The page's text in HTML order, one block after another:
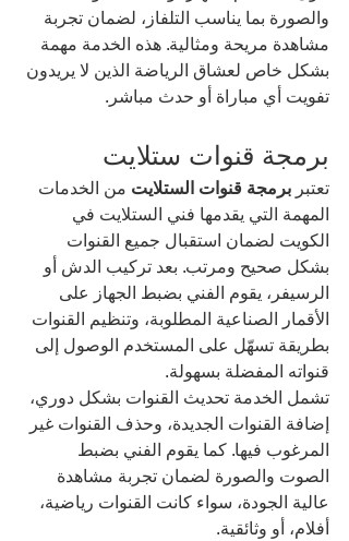
والصورة بما يناسب التلفاز، لضمان تجربة
مشاهدة مريحة ومثالية. هذه الخدمة مهمة
بشكل خاص لعشاق الرياضة الذين لا يريدون
تفويت أي مباراة أو حدث مباشر.
برمجة قنوات ستلايت
تعتبر برمجة قنوات الستلايت من الخدمات
المهمة التي يقدمها فني الستلايت في
الكويت لضمان استقبال جميع القنوات
بشكل صحيح ومرتب. بعد تركيب الدش أو
الرسيفر، يقوم الفني بضبط الجهاز على
الأقمار الصناعية المطلوبة، وتنظيم القنوات
بطريقة تسهّل على المستخدم الوصول إلى
قنواته المفضلة بسهولة.
تشمل الخدمة تحديث القنوات بشكل دوري،
إضافة القنوات الجديدة، وحذف القنوات غير
المرغوب فيها. كما يقوم الفني بضبط
الصوت والصورة لضمان تجربة مشاهدة
عالية الجودة، سواء كانت القنوات رياضية،
أفلام، أو وثائقية.